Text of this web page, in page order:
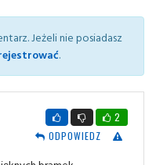
Jeżeli nie posiadasz
.
2
ODPOWIEDZ